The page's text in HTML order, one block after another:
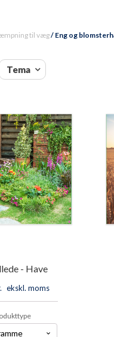
til væg/ Eng og
Tema
- Have
ekskl. moms